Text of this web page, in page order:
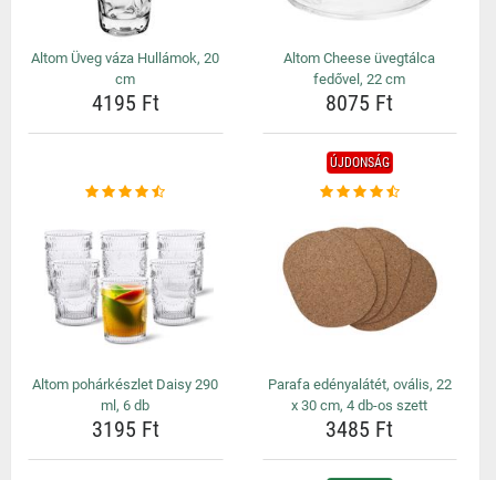
Altom Üveg váza Hullámok, 20
cm
4195 Ft
Altom Cheese üvegtálca
fedővel, 22 cm
8075 Ft
Altom pohárkészlet Daisy 290
ml, 6 db
3195 Ft
ÚJDONSÁG
Parafa edényalátét, ovális, 22
x 30 cm, 4 db-os szett
3485 Ft